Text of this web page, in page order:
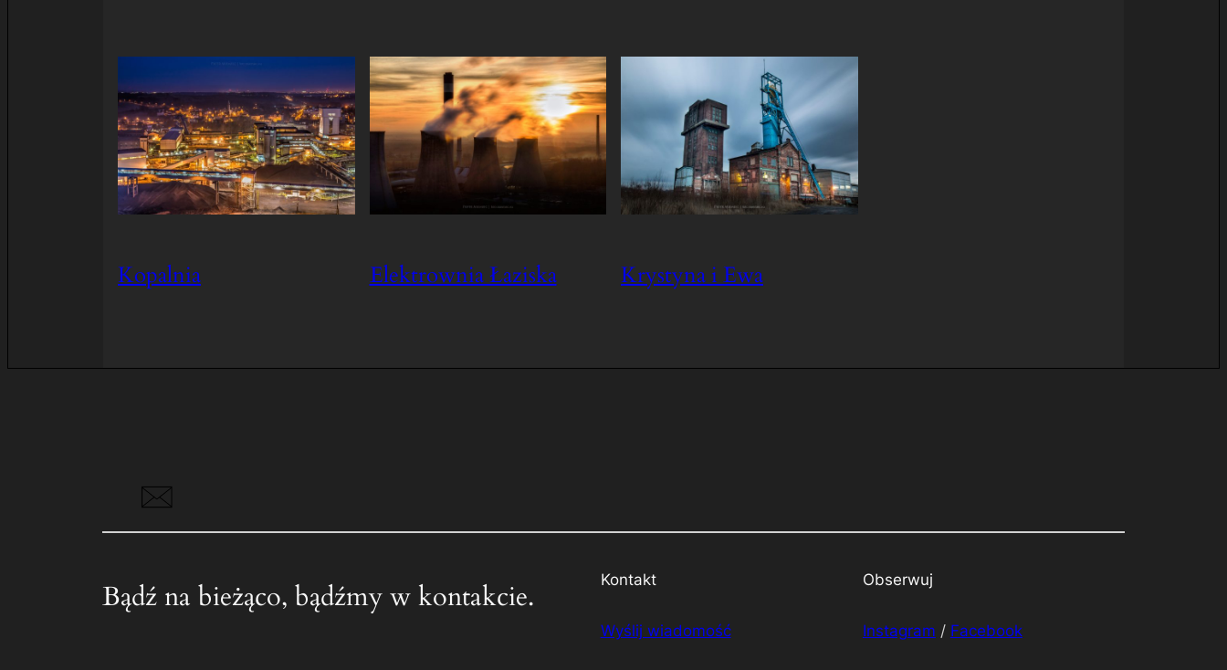
Kopalnia Elektrownia Łaziska Krystyna i Ewa
Bądź na bieżąco, bądźmy w kontakcie. Kontakt
Wyślij wiadomość
Obserwuj
Instagram / Facebook